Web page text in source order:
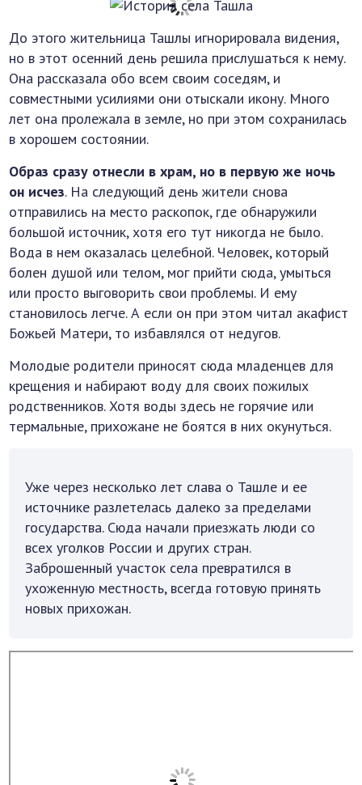
До этого жительница Ташлы игнорировала видения,
но в этот осенний день решила прислушаться к нему.
Она рассказала обо всем своим соседям, и
совместными усилиями они отыскали икону. Много
лет она пролежала в земле, но при этом сохранилась
в хорошем состоянии.
Образ сразу отнесли в храм, но в первую же ночь
он исчез. На следующий день жители снова
отправились на место раскопок, где обнаружили
большой источник, хотя его тут никогда не было.
Вода в нем оказалась целебной. Человек, который
болен душой или телом, мог прийти сюда, умыться
или просто выговорить свои проблемы. И ему
становилось легче. А если он при этом читал акафист
Божьей Матери, то избавлялся от недугов.
Молодые родители приносят сюда младенцев для
крещения и набирают воду для своих пожилых
родственников. Хотя воды здесь не горячие или
термальные, прихожане не боятся в них окунуться.
Уже через несколько лет слава о Ташле и ее
источнике разлетелась далеко за пределами
государства. Сюда начали приезжать люди со
всех уголков России и других стран.
Заброшенный участок села превратился в
ухоженную местность, всегда готовую принять
новых прихожан.